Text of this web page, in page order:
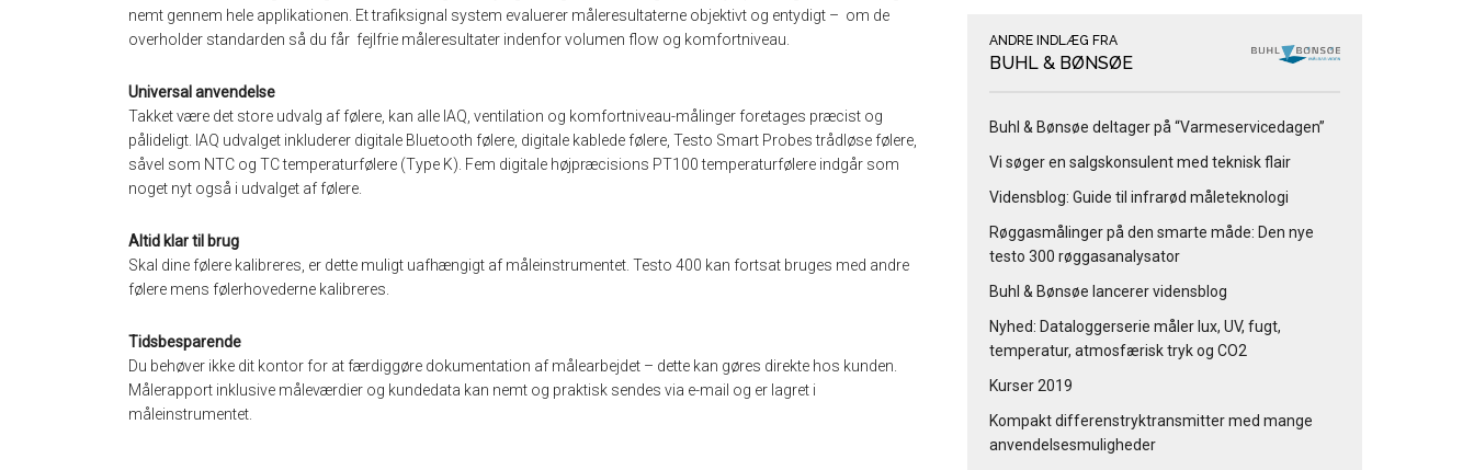
nemt gennem hele applikationen. Et trafiksignal system evaluerer måleresultaterne objektivt og entydigt – om de
overholder standarden så du får fejlfrie måleresultater indenfor volumen flow og komfortniveau.
Universal anvendelse
Takket være det store udvalg af følere, kan alle IAQ, ventilation og komfortniveau-målinger foretages præcist og
pålideligt. IAQ udvalget inkluderer digitale Bluetooth følere, digitale kablede følere, Testo Smart Probes trådløse følere,
såvel som NTC og TC temperaturfølere (Type K). Fem digitale højpræcisions PT100 temperaturfølere indgår som
noget nyt også i udvalget af følere.
Altid klar til brug
Skal dine følere kalibreres, er dette muligt uafhængigt af måleinstrumentet. Testo 400 kan fortsat bruges med andre
følere mens følerhovederne kalibreres.
Tidsbesparende
Du behøver ikke dit kontor for at færdiggøre dokumentation af målearbejdet – dette kan gøres direkte hos kunden.
Målerapport inklusive måleværdier og kundedata kan nemt og praktisk sendes via e-mail og er lagret i
måleinstrumentet.
ANDRE INDLÆG FRA
BUHL & BØNSØE
Buhl & Bønsøe deltager på “Varmeservicedagen”
Vi søger en salgskonsulent med teknisk flair
Vidensblog: Guide til infrarød måleteknologi
Røggasmålinger på den smarte måde: Den nye
testo 300 røggasanalysator
Buhl & Bønsøe lancerer vidensblog
Nyhed: Dataloggerserie måler lux, UV, fugt,
temperatur, atmosfærisk tryk og CO2
Kurser 2019
Kompakt differenstryktransmitter med mange
anvendelsesmuligheder